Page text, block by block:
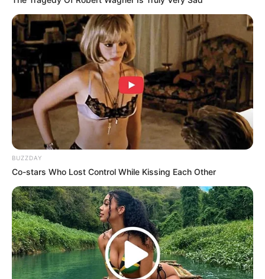
10 Desain Kanopi Tempat
Tidur, Serasa Beristirahat di
Kamar Raja
Tampil Lebih Modern, 7 Potret
Hasil Renovasi Rumah Berusia
90 Tahun
BUZZDAY
Co-stars Who Lost Control While Kissing Each Other